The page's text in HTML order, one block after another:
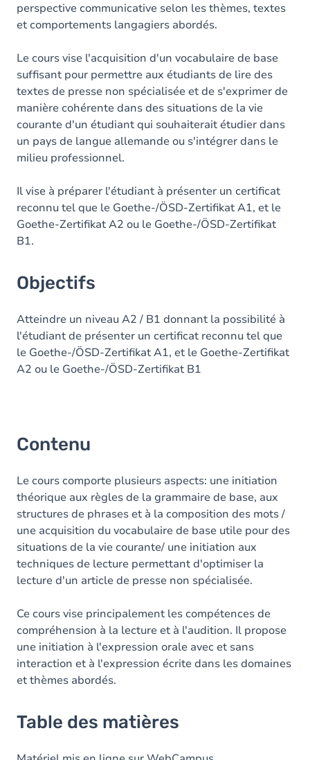
perspective communicative selon les thèmes, textes
et comportements langagiers abordés.
Le cours vise l'acquisition d'un vocabulaire de base
suffisant pour permettre aux étudiants de lire des
textes de presse non spécialisée et de s'exprimer de
manière cohérente dans des situations de la vie
courante d'un étudiant qui souhaiterait étudier dans
un pays de langue allemande ou s'intégrer dans le
milieu professionnel.
Il vise à préparer l'étudiant à présenter un certificat
reconnu tel que le Goethe-/ÖSD-Zertifikat A1, et le
Goethe-Zertifikat A2 ou le Goethe-/ÖSD-Zertifikat
B1.
Objectifs
Atteindre un niveau A2 / B1 donnant la possibilité à
l'étudiant de présenter un certificat reconnu tel que
le Goethe-/ÖSD-Zertifikat A1, et le Goethe-Zertifikat
A2 ou le Goethe-/ÖSD-Zertifikat B1
Contenu
Le cours comporte plusieurs aspects: une initiation
théorique aux règles de la grammaire de base, aux
structures de phrases et à la composition des mots /
une acquisition du vocabulaire de base utile pour des
situations de la vie courante/ une initiation aux
techniques de lecture permettant d'optimiser la
lecture d'un article de presse non spécialisée.
Ce cours vise principalement les compétences de
compréhension à la lecture et à l'audition. Il propose
une initiation à l'expression orale avec et sans
interaction et à l'expression écrite dans les domaines
et thèmes abordés.
Table des matières